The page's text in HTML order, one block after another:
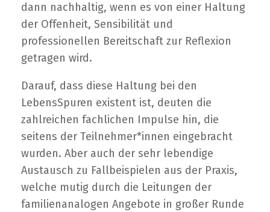
dann nachhaltig, wenn es von einer Haltung
der Offenheit, Sensibilität und
professionellen Bereitschaft zur Reflexion
getragen wird.
Darauf, dass diese Haltung bei den
LebensSpuren existent ist, deuten die
zahlreichen fachlichen Impulse hin, die
seitens der Teilnehmer*innen eingebracht
wurden. Aber auch der sehr lebendige
Austausch zu Fallbeispielen aus der Praxis,
welche mutig durch die Leitungen der
familienanalogen Angebote in großer Runde